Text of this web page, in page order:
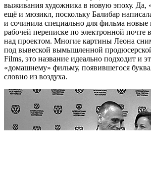
выживания художника в новую эпоху. Да,
ещё и мюзикл, поскольку Балибар
и сочинила специально для фильма
рабочей переписке по электронной почте
над проектом. Многие картины Леона
под вывеской вымышленной
Films, это название идеально подходит и
«домашнему» фильму, появившегося
словно из воздуха.